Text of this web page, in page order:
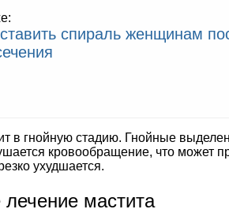
спираль женщинам
в гнойную стадию. Гнойные
кровообращение, что может
ухудшается.
мастита